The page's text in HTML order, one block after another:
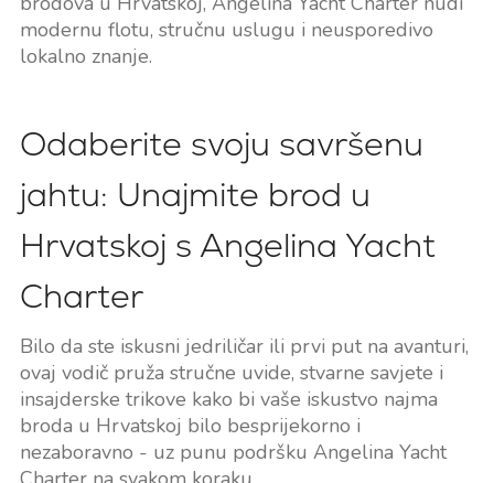
modernu flotu, stručnu uslugu i neusporedivo
lokalno znanje.
Odaberite svoju savršenu
jahtu: Unajmite brod u
Hrvatskoj s Angelina Yacht
Charter
Bilo da ste iskusni jedriličar ili prvi put na avanturi,
ovaj vodič pruža stručne uvide, stvarne savjete i
insajderske trikove kako bi vaše iskustvo najma
broda u Hrvatskoj bilo besprijekorno i
nezaboravno - uz punu podršku Angelina Yacht